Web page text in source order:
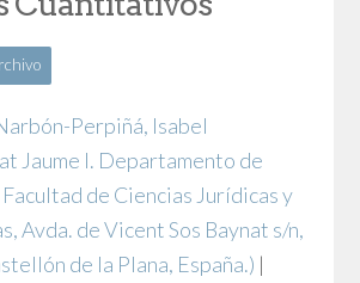
Perpiñá, Isabel
Jaume I. Departamento de
Facultad de Ciencias Jurídicas y
Avda. de Vicent Sos Baynat s/n,
de la Plana, España.) |